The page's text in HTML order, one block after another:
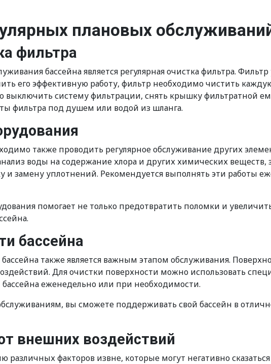
плановых
фильтра
бассейна является регулярная очистка фильтра.
его эффективную работу, фильтр необходимо чистить
выключить систему фильтрации, снять крышку фильтратной
фильтра под душем или водой из шланга.
также проводить регулярное обслуживание других
воды на содержание хлора и других химических
и замену уплотнений. Рекомендуется выполнять эти работы
помогает не только предотвратить поломки и
бассейна
бассейна также является важным этапом обслуживания.
Для очистки поверхности можно использовать
еженедельно или при необходимости.
вы сможете поддерживать свой бассейн в
внешних воздействий
различных факторов извне, которые могут негативно